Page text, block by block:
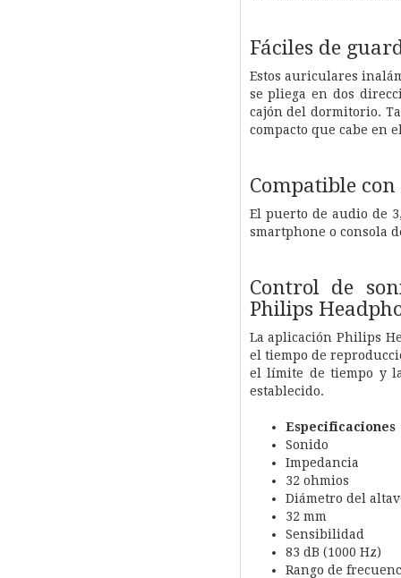
Fáciles de
Estos auriculares
se pliega en dos
cajón del dormitorio.
compacto que cabe en
Compatible
El puerto de audio de
smartphone o consola
Control de
Philips
La aplicación Philips
el tiempo de
el límite de tiempo y
establecido.
Especificaciones
Sonido
Impedancia
32 ohmios
Diámetro del
32 mm
Sensibilidad
83 dB (1000 Hz)
Rango de